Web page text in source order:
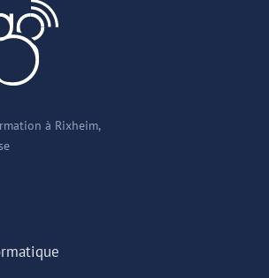
à Rixheim,